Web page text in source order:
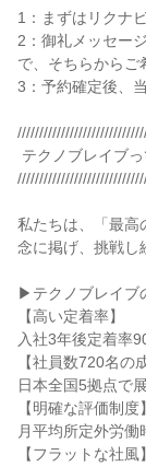
1：まずはリクナ
2：御礼メッセー
で、そちらからご
3：予約確定後、
私たちは、「最高
念に掲げ、挑戦し
▶テクノブレイブ
【高い定着率】
入社3年後定着率
【社員数720名の
日本全国5拠点で
【明確な評価制度】
月平均所定外労働
【フラットな社風】